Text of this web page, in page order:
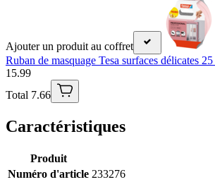
Ajouter un produit au coffret
Ruban de masquage Tesa surfaces délicates
15.99
Total 7.66
Caractéristiques
Produit
Numéro d'article 233276